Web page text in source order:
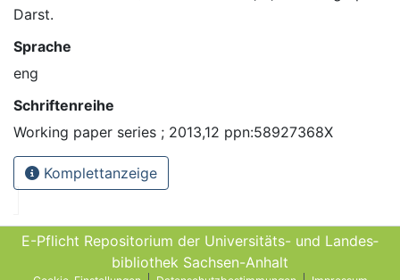
Darst.
Sprache
eng
Schriftenreihe
Working paper series ; 2013,12 ppn:58927368X
Komplettanzeige
E-Pflicht Repositorium der Universitäts- und Landes­
bibliothek Sachsen-Anhalt